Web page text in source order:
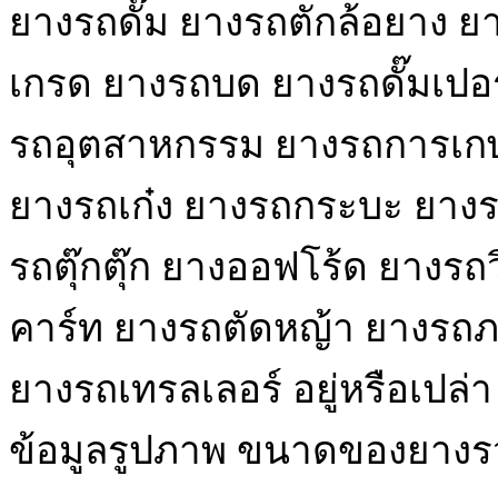
ยางรถดั๊ม ยางรถตักล้อยาง ย
เกรด ยางรถบด ยางรถดั๊มเ
รถอุตสาหกรรม ยางรถการเ
ยางรถเก๋ง ยางรถกระบะ ยา
รถตุ๊กตุ๊ก ยางออฟโร้ด ยางร
คาร์ท ยางรถตัดหญ้า ยางรถ
ยางรถเทรลเลอร์ อยู่หรือเป
ข้อมูลรูปภาพ ขนาดของยาง